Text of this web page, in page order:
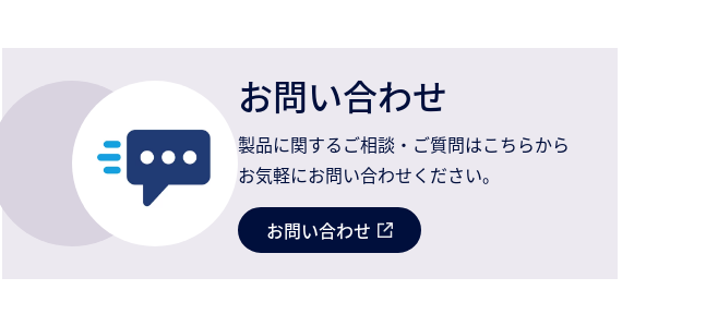
お問い合わせ
製品に関するご相談・ご質問はこちらから
お気軽にお問い合わせください。
お問い合わせ